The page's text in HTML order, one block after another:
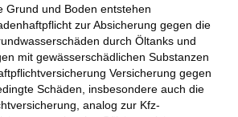
Grund und Boden entstehen
zur Absicherung gegen die
durch Öltanks und
mit gewässerschädlichen Substanzen
Versicherung gegen
Schäden, insbesondere auch die
analog zur Kfz-